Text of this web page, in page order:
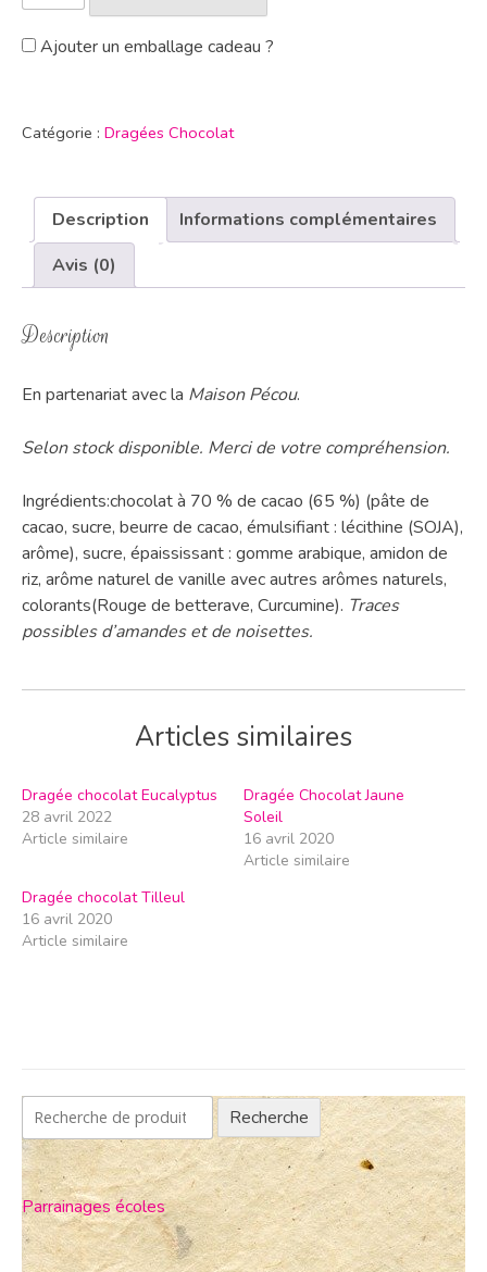
Ajouter un emballage cadeau ?
Catégorie : Dragées Chocolat
Description
Informations complémentaires
Avis (0)
Description
En partenariat avec la Maison Pécou.
Selon stock disponible. Merci de votre compréhension.
Ingrédients:chocolat à 70 % de cacao (65 %) (pâte de
cacao, sucre, beurre de cacao, émulsifiant : lécithine (SOJA),
arôme), sucre, épaississant : gomme arabique, amidon de
riz, arôme naturel de vanille avec autres arômes naturels,
colorants(Rouge de betterave, Curcumine). Traces
possibles d’amandes et de noisettes.
Articles similaires
Dragée chocolat Eucalyptus
28 avril 2022
Article similaire
Dragée Chocolat Jaune
Soleil
16 avril 2020
Article similaire
Dragée chocolat Tilleul
16 avril 2020
Article similaire
Recherche
Parrainages écoles